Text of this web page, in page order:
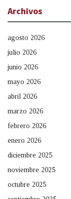
Archivos
agosto 2026
julio 2026
junio 2026
mayo 2026
abril 2026
marzo 2026
febrero 2026
enero 2026
diciembre 2025
noviembre 2025
octubre 2025